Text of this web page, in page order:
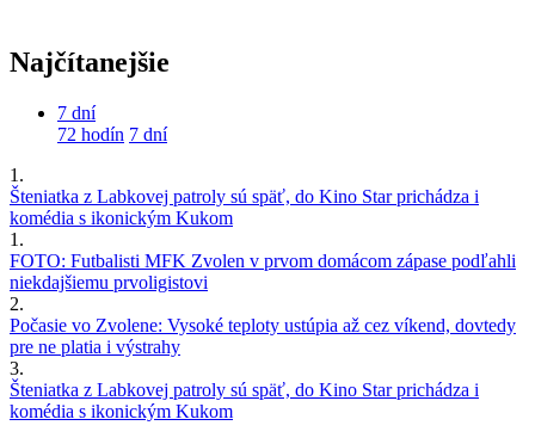
Najčítanejšie
7 dní
72 hodín 7 dní
1.
Šteniatka z Labkovej patroly sú späť, do Kino Star prichádza i
komédia s ikonickým Kukom
1.
FOTO: Futbalisti MFK Zvolen v prvom domácom zápase podľahli
niekdajšiemu prvoligistovi
2.
Počasie vo Zvolene: Vysoké teploty ustúpia až cez víkend, dovtedy
pre ne platia i výstrahy
3.
Šteniatka z Labkovej patroly sú späť, do Kino Star prichádza i
komédia s ikonickým Kukom